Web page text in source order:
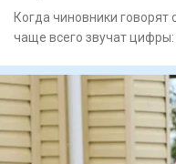
Когда чиновники говорят
чаще всего звучат цифры: